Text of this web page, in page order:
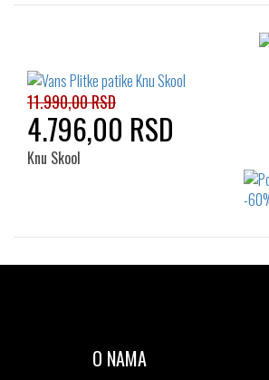
Izaberi željeni broj:
11.990,00 RSD
4.796,00 RSD
Knu Skool
O NAMA